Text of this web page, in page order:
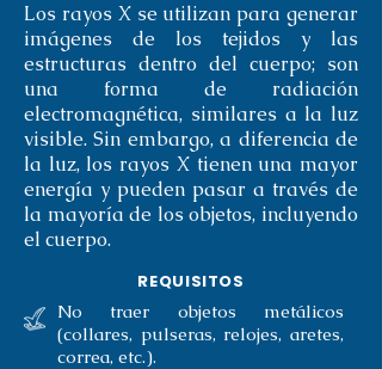
Los rayos X se utilizan para generar
imágenes de los tejidos y las
estructuras dentro del cuerpo; son
una forma de radiación
electromagnética, similares a la luz
visible. Sin embargo, a diferencia de
la luz, los rayos X tienen una mayor
energía y pueden pasar a través de
la mayoría de los objetos, incluyendo
el cuerpo.
REQUISITOS
No traer objetos metálicos
(collares, pulseras, relojes, aretes,
correa, etc.).